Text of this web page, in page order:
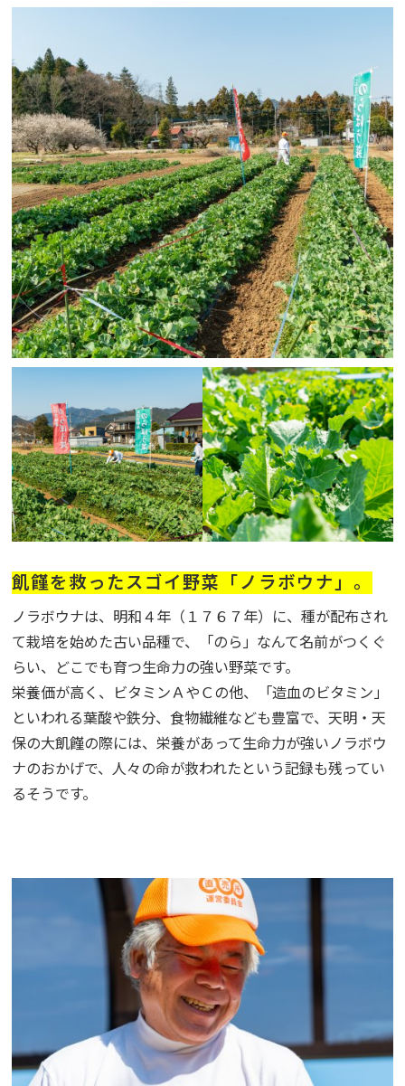
飢饉を救ったスゴイ野菜「ノラボウナ」。
ノラボウナは、明和４年（１７６７年）に、種が配布され
て栽培を始めた古い品種で、「のら」なんて名前がつくぐ
らい、どこでも育つ生命力の強い野菜です。
栄養価が高く、ビタミンＡやＣの他、「造血のビタミン」
といわれる葉酸や鉄分、食物繊維なども豊富で、天明・天
保の大飢饉の際には、栄養があって生命力が強いノラボウ
ナのおかげで、人々の命が救われたという記録も残ってい
るそうです。